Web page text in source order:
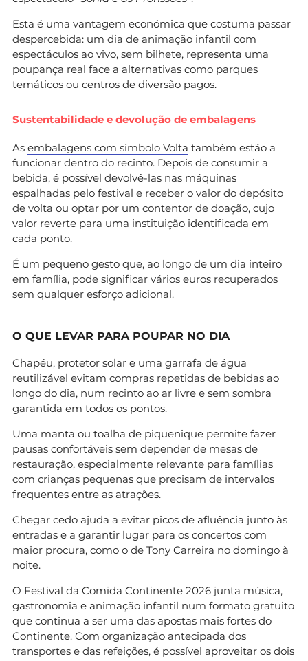
Esta é uma vantagem económica que costuma passar
despercebida: um dia de animação infantil com
espectáculos ao vivo, sem bilhete, representa uma
poupança real face a alternativas como parques
temáticos ou centros de diversão pagos.
Sustentabilidade e devolução de embalagens
As embalagens com símbolo Volta também estão a
funcionar dentro do recinto. Depois de consumir a
bebida, é possível devolvê-las nas máquinas
espalhadas pelo festival e receber o valor do depósito
de volta ou optar por um contentor de doação, cujo
valor reverte para uma instituição identificada em
cada ponto.
É um pequeno gesto que, ao longo de um dia inteiro
em família, pode significar vários euros recuperados
sem qualquer esforço adicional.
O QUE LEVAR PARA POUPAR NO DIA
Chapéu, protetor solar e uma garrafa de água
reutilizável evitam compras repetidas de bebidas ao
longo do dia, num recinto ao ar livre e sem sombra
garantida em todos os pontos.
Uma manta ou toalha de piquenique permite fazer
pausas confortáveis sem depender de mesas de
restauração, especialmente relevante para famílias
com crianças pequenas que precisam de intervalos
frequentes entre as atrações.
Chegar cedo ajuda a evitar picos de afluência junto às
entradas e a garantir lugar para os concertos com
maior procura, como o de Tony Carreira no domingo à
noite.
O Festival da Comida Continente 2026 junta música,
gastronomia e animação infantil num formato gratuito
que continua a ser uma das apostas mais fortes do
Continente. Com organização antecipada dos
transportes e das refeições, é possível aproveitar os dois